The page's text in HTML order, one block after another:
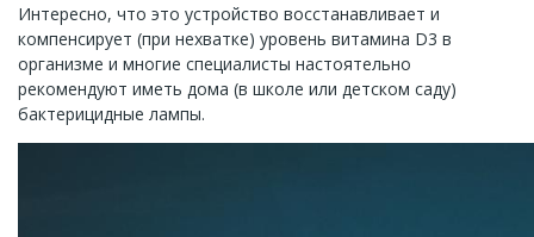
Интересно, что это устройство восстанавливает и
компенсирует (при нехватке) уровень витамина D3 в
организме и многие специалисты настоятельно
рекомендуют иметь дома (в школе или детском саду)
бактерицидные лампы.